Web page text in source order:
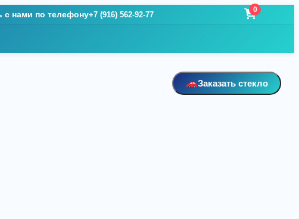
с нами по телефону+7 (916) 562-92-77
0
Заказать стекло